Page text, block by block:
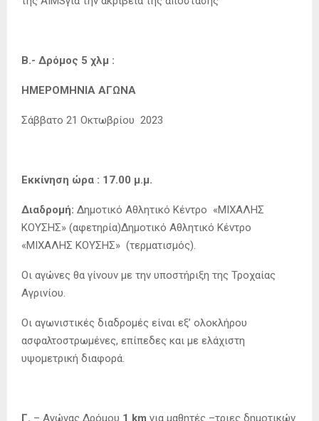
Β.- Δρόμος 5 χλμ :
ΗΜΕΡΟΜΗΝΙΑ ΑΓΩΝΑ
Σάββατο 21 Οκτωβρίου 2023
Εκκίνηση ώρα : 17.00 μ.μ.
Διαδρομή: Δημοτικό Αθλητικό Κέντρο «ΜΙΧΑΛΗΣ
ΚΟΥΣΗΣ» (αφετηρία)Δημοτικό Αθλητικό Κέντρο
«ΜΙΧΑΛΗΣ ΚΟΥΣΗΣ» (τερματισμός).
Οι αγώνες θα γίνουν με την υποστήριξη της Τροχαίας
Αγρινίου.
Οι αγωνιστικές διαδρομές είναι εξ’ ολοκλήρου
ασφαλτοστρωμένες, επίπεδες και με ελάχιστη
υψομετρική διαφορά.
Γ. – Αγώνας Δρόμου 1 km για μαθητές –τριες δημοτικών